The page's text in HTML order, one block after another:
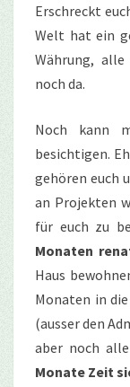
Erschreckt
Welt hat ein
Währung,
noch da.
Noch kann
besichtigen.
gehören euch
an Projekten
für euch zu
Monaten
Haus
Monaten in
(ausser den
aber noch
Monate Zeit